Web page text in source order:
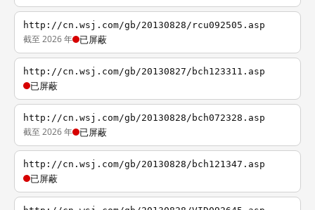
http://cn.wsj.com/gb/20130828/rcu092505.asp
截至 2026 年 已屏蔽
http://cn.wsj.com/gb/20130827/bch123311.asp
已屏蔽
http://cn.wsj.com/gb/20130828/bch072328.asp
截至 2026 年 已屏蔽
http://cn.wsj.com/gb/20130828/bch121347.asp
已屏蔽